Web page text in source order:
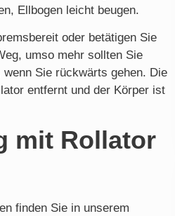
Ellbogen leicht beugen.
oder betätigen Sie
umso mehr sollten Sie
Sie rückwärts gehen. Die
entfernt und der Körper ist
mit Rollator
finden Sie in unserem